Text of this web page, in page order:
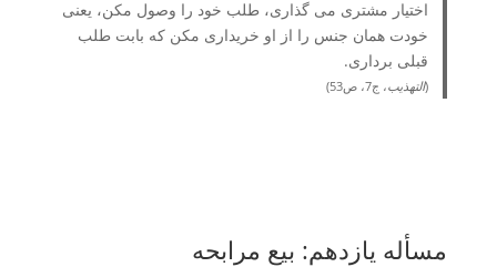
اختیار مشتری می گذاری، طلب خود را وصول مکن، یعنی
خودت همان جنس را از او خریداری مکن که بابت طلب
قبلی برداری.
(التهذیب، ج7، ص53)
مسأله یازدهم: بیع مرابحه